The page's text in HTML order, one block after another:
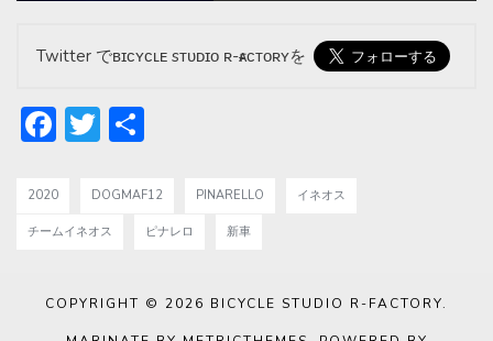
Twitter でʙɪᴄʏᴄʟᴇ sᴛᴜᴅɪᴏ ʀ-ғᴀᴄᴛᴏʀʏを
Facebook
Twitter
2020 DOGMAF12 PINARELLO イネオス
チームイネオス ピナレロ 新車
COPYRIGHT © 2026 BICYCLE STUDIO R-FACTORY.